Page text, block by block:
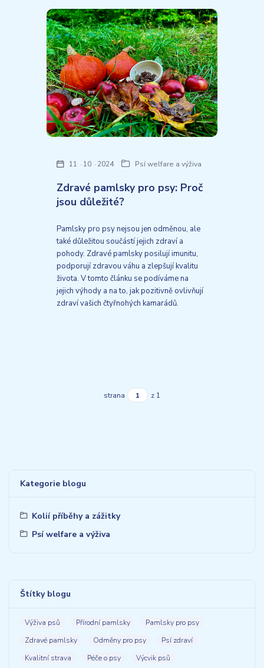
Kategorie blogu
Kolií příběhy a zážitky
Psí welfare a výživa
Štítky blogu
Výživa psů Přírodní pamlsky
Pamlsky pro psy
Zdravé pamlsky
Odměny pro psy
Psí zdraví
Kvalitní strava
Péče o psy
Výcvik psů
Zdravé pamlsky pro psy: Proč
jsou důležité?
11 10 2024 Psí welfare a výživa
Pamlsky pro psy nejsou jen odměnou, ale
také důležitou součástí jejich zdraví a
pohody. Zdravé pamlsky posilují imunitu,
podporují zdravou váhu a zlepšují kvalitu
života. V tomto článku se podíváme na
jejich výhody a na to, jak pozitivně ovlivňují
zdraví vašich čtyřnohých kamarádů.
strana z 1